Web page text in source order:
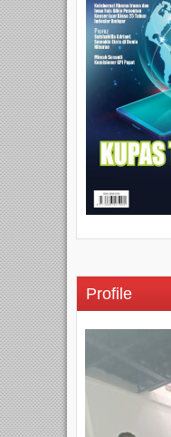
Profile